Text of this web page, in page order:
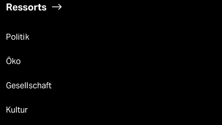
Ressorts
Politik
Öko
Gesellschaft
Kultur